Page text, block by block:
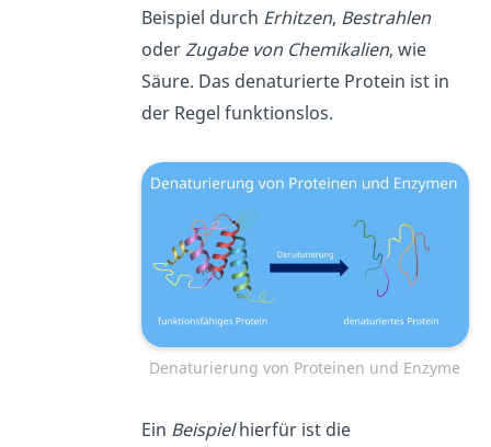
Beispiel durch Erhitzen, Bestrahlen
oderZugabe von Chemikalien, wie
Säure. Das denaturierte Protein ist in
der Regel funktionslos.
Denaturierung von Proteinen und Enzyme
Ein Beispielhierfür ist die